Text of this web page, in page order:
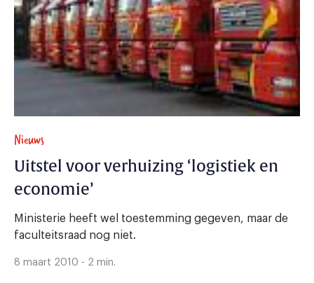
Nieuws
Uitstel voor verhuizing ‘logistiek en
economie’
Ministerie heeft wel toestemming gegeven, maar de
faculteitsraad nog niet.
8 maart 2010 - 2 min.